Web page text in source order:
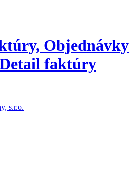
Objednávky
faktúry